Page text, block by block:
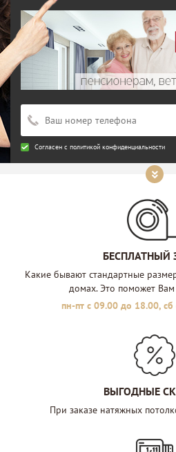
Согласен с политикой конфиденциальности
БЕСПЛАТНЫЙ
Какие бывают стандартные
домах. Это поможет
пн-пт с 09.00 до 18.00,
ВЫГОДНЫЕ
При заказе натяжных